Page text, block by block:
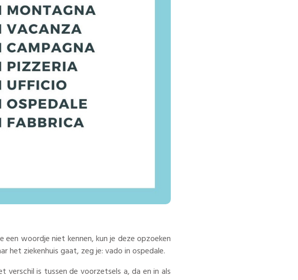
woordje niet kennen, kun je deze opzoeken
het ziekenhuis gaat, zeg je: vado in ospedale.
is tussen de voorzetsels a, da en in als